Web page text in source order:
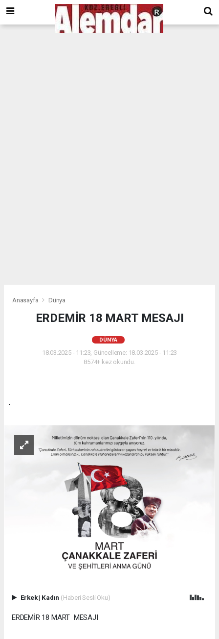
google.com, pub-8201930440372555, DIRECT, f08c47fec0942fa0
Anasayfa Dünya
ERDEMİR 18 MART MESAJI
DÜNYA
18.03.2025 - 11:23, Güncelleme: 18.03.2025 - 11:23
8574+ kez okundu.
.
Erkek| Kadın (Haberi Sesli Oku)
ERDEMİR 18 MART MESAJI